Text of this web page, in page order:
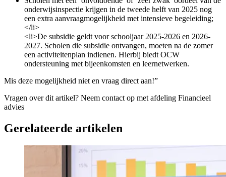
onderwijsinspectie krijgen in de tweede helft van 2025 nog
een extra aanvraagmogelijkheid met intensieve begeleiding;
</li>
<li>De subsidie geldt voor schooljaar 2025-2026 en 2026-
2027. Scholen die subsidie ontvangen, moeten na de zomer
een activiteitenplan indienen. Hierbij biedt OCW
ondersteuning met bijeenkomsten en leernetwerken.
Mis deze mogelijkheid niet en vraag direct aan!”
Vragen over dit artikel? Neem contact op met afdeling Financieel
advies
Gerelateerde artikelen